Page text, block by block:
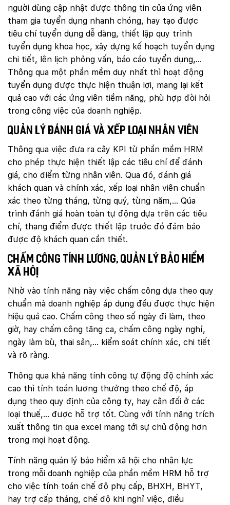
người dùng cập nhật được thông tin của ứng viên
tham gia tuyển dụng nhanh chóng, hay tạo được
tiêu chí tuyển dụng dễ dàng, thiết lập quy trình
tuyển dụng khoa học, xây dựng kế hoạch tuyển dụng
chi tiết, lên lịch phỏng vấn, báo cáo tuyển dụng,…
Thông qua một phần mềm duy nhất thì hoạt động
tuyển dụng được thực hiện thuận lợi, mang lại kết
quả cao với các ứng viên tiềm năng, phù hợp đòi hỏi
trong công việc của doanh nghiệp.
Quản lý đánh giá và xếp loại nhân viên
Thông qua việc đưa ra cây KPI từ phần mềm HRM
cho phép thực hiện thiết lập các tiêu chí để đánh
giá, cho điểm từng nhân viên. Qua đó, đánh giá
khách quan và chính xác, xếp loại nhân viên chuẩn
xác theo từng tháng, từng quý, từng năm,… Qúa
trình đánh giá hoàn toàn tự động dựa trên các tiêu
chí, thang điểm được thiết lập trước đó đảm bảo
được độ khách quan cần thiết.
Chấm công tính lương, quản lý bảo hiểm
xã hội
Nhờ vào tính năng này việc chấm công dựa theo quy
chuẩn mà doanh nghiệp áp dụng đều được thực hiện
hiệu quả cao. Chấm công theo số ngày đi làm, theo
giờ, hay chấm công tăng ca, chấm công ngày nghỉ,
ngày làm bù, thai sản,… kiểm soát chính xác, chi tiết
và rõ ràng.
Thông qua khả năng tính công tự động độ chính xác
cao thì tính toán lương thưởng theo chế độ, áp
dụng theo quy định của công ty, hay cân đối ở các
loại thuế,… được hỗ trợ tốt. Cùng với tính năng trích
xuất thông tin qua excel mang tới sự chủ động hơn
trong mọi hoạt động.
Tính năng quản lý bảo hiểm xã hội cho nhân lực
trong mỗi doanh nghiệp của phần mềm HRM hỗ trợ
cho việc tính toán chế độ phụ cấp, BHXH, BHYT,
hay trợ cấp tháng, chế độ khi nghỉ việc, điều